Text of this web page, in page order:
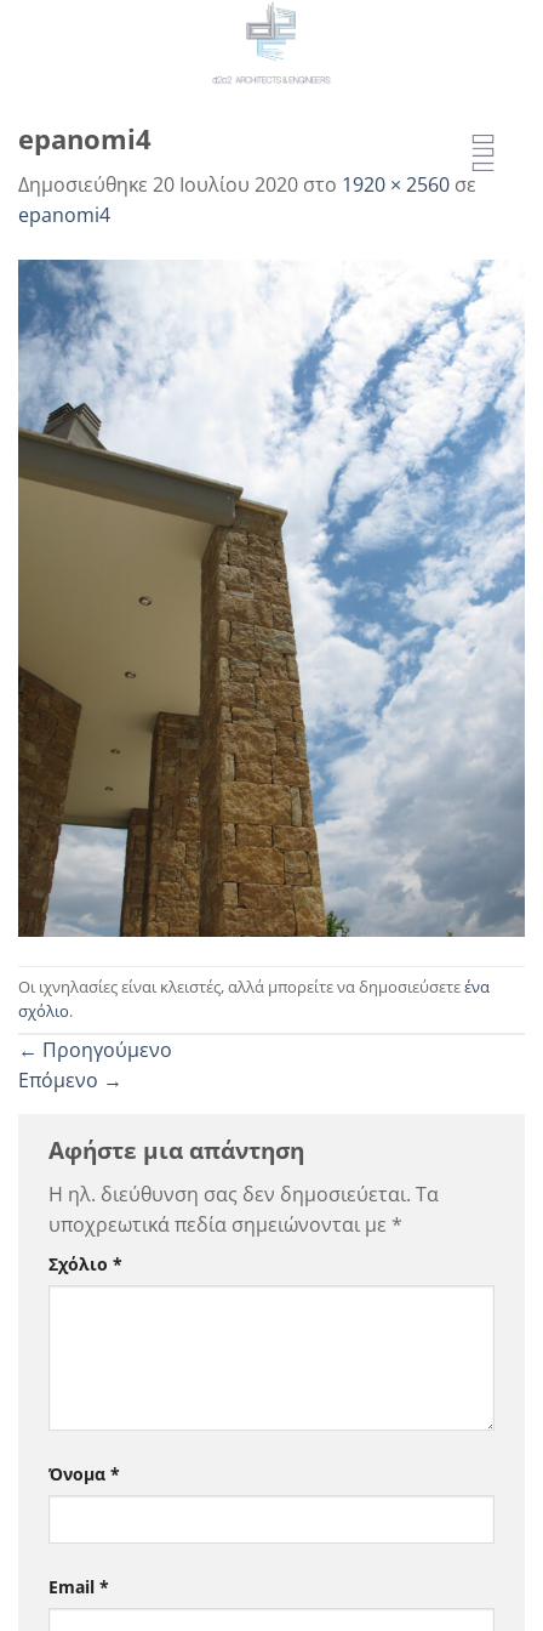
epanomi4
Δημοσιεύθηκε 20 Ιουλίου 2020 στο 1920 × 2560 σε
epanomi4
Οι ιχνηλασίες είναι κλειστές, αλλά μπορείτε να δημοσιεύσετεένα
σχόλιο.
← Προηγούμενο
Επόμενο →
Αφήστε μια απάντηση
Η ηλ. διεύθυνση σας δεν δημοσιεύεται. Τα
υποχρεωτικά πεδία σημειώνονται με *
Σχόλιο *
Όνομα *
Email *